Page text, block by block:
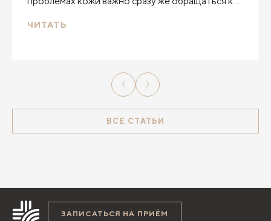
дерматовенерологом Алексеевой Юлией
ЧИТАТЬ
ВСЕ СТАТЬИ
ЗАПИСАТЬСЯ НА ПРИЁМ